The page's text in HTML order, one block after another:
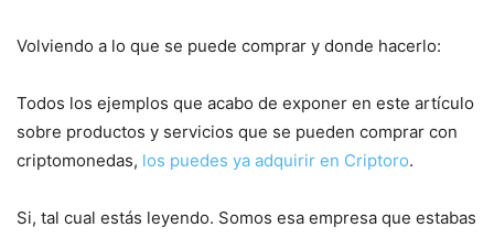
Volviendo a lo que se puede comprar y donde hacerlo:
Todos los ejemplos que acabo de exponer en este artículo
sobre productos y servicios que se pueden comprar con
criptomonedas, los puedes ya adquirir en Criptoro.
Si, tal cual estás leyendo. Somos esa empresa que estabas